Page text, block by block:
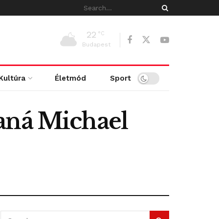
22 °C
Budapest
Életmód Sport
Michael